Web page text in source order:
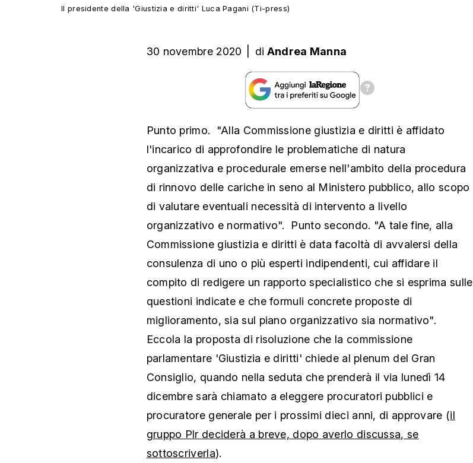
Il presidente della 'Giustizia e diritti' Luca Pagani (Ti-press)
30 novembre 2020 di Andrea Manna
Punto primo. "Alla Commissione giustizia e diritti è affidato
l'incarico di approfondire le problematiche di natura
organizzativa e procedurale emerse nell'ambito della procedura
di rinnovo delle cariche in seno al Ministero pubblico, allo scopo
di valutare eventuali necessità di intervento a livello
organizzativo e normativo". Punto secondo. "A tale fine, alla
Commissione giustizia e diritti è data facoltà di avvalersi della
consulenza di uno o più esperti indipendenti, cui affidare il
compito di redigere un rapporto specialistico che si esprima sulle
questioni indicate e che formuli concrete proposte di
miglioramento, sia sul piano organizzativo sia normativo".
Eccola la proposta di risoluzione che la commissione
parlamentare 'Giustizia e diritti' chiede al plenum del Gran
Consiglio, quando nella seduta che prenderà il via lunedì 14
dicembre sarà chiamato a eleggere procuratori pubblici e
procuratore generale per i prossimi dieci anni, di approvare (il
gruppo Plr deciderà a breve, dopo averlo discussa, se
sottoscriverla).